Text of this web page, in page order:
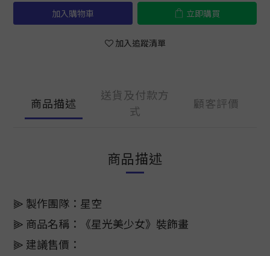
加入購物車 立即購買
加入追蹤清單
商品描述
送貨及付款方
式
顧客評價
商品描述
⫸ 製作團隊：星空
⫸ 商品名稱：《星光美少女》裝飾畫
⫸ 建議售價：